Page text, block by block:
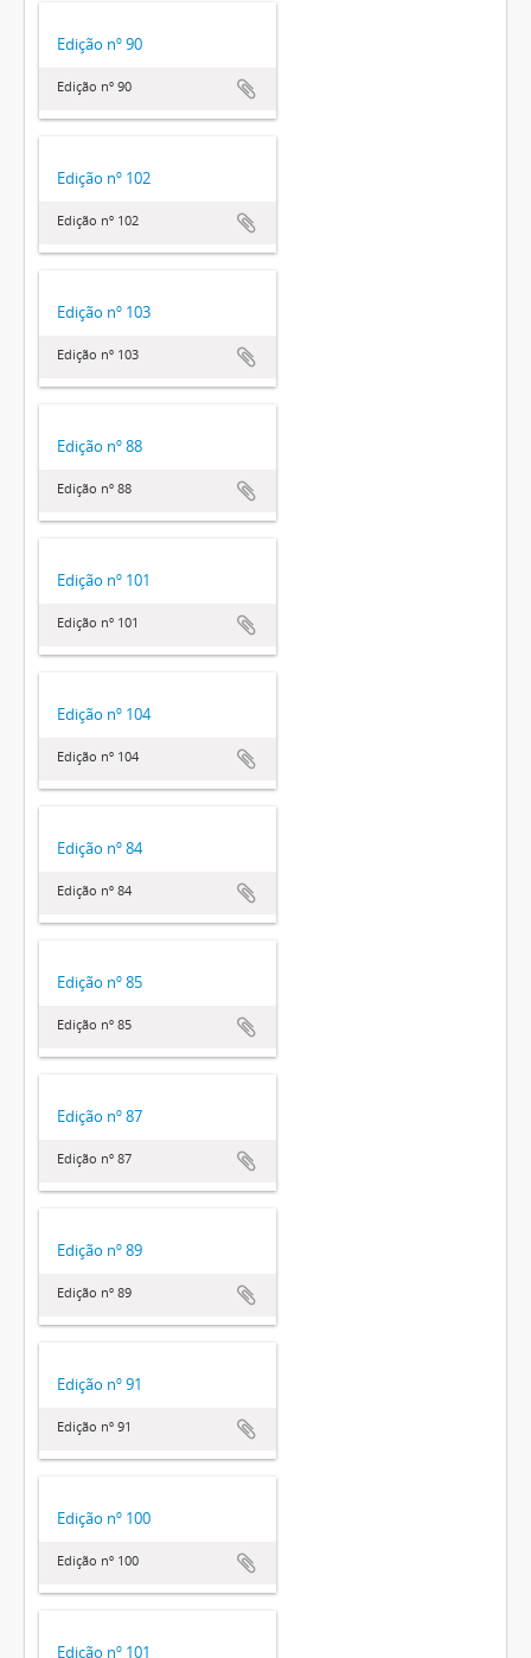
Edição nº 90
Edição nº 90
Edição nº 102
Edição nº 102
Edição nº 103
Edição nº 103
Edição nº 88
Edição nº 88
Edição nº 101
Edição nº 101
Edição nº 104
Edição nº 104
Edição nº 84
Edição nº 84
Edição nº 85
Edição nº 85
Edição nº 87
Edição nº 87
Edição nº 89
Edição nº 89
Edição nº 91
Edição nº 91
Edição nº 100
Edição nº 100
Edição nº 101